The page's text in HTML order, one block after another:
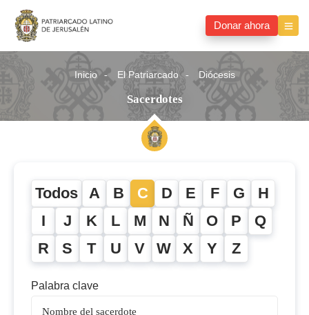
Donar ahora
Inicio El Patriarcado Diócesis
Sacerdotes
Todos A B C D E F G H
I J K L M N Ñ O P Q
R S T U V W X Y Z
Palabra clave